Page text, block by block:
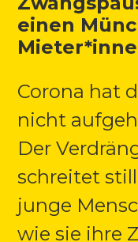
einen
Corona hat
nicht
Der
schreitet
junge
wie sie ihre